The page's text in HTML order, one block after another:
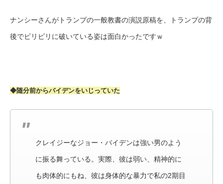
ナンシーさんがトランプの一般教書の演説原稿を、トランプの背
後でビリビリに破いている姿は面白かったですｗ
◆随分前からバイデンをいじっていた
クレイジーなジョー・バイデンは強い男のよう
に振る舞っている。実際、彼は弱い、精神的に
も肉体的にもね、彼は身体的な暴力で私の2期目